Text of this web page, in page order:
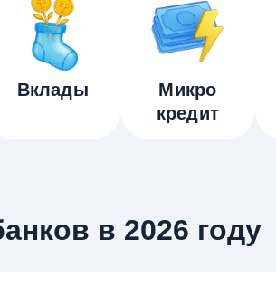
Вклады
Микро
кредит
в 2026 году